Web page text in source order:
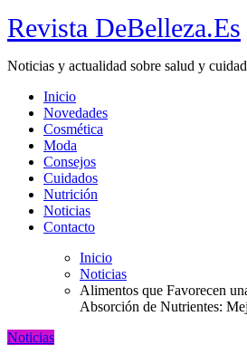
Revista DeBelleza.Es
Noticias y actualidad sobre salud y
Inicio
Novedades
Cosmética
Moda
Consejos
Cuidados
Nutrición
Noticias
Contacto
Inicio
Noticias
Alimentos que Favorecen
Absorción de Nutrientes:
Noticias